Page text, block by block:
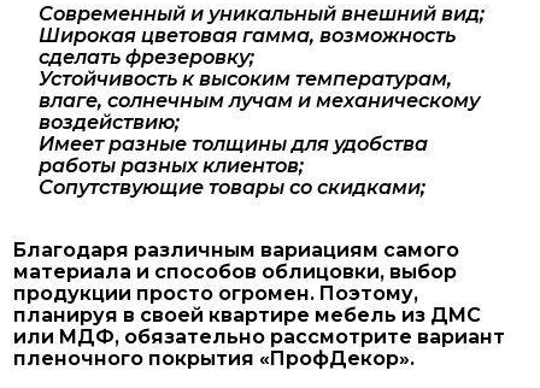
Современный и уникальный внешний вид;
Широкая цветовая гамма, возможность
сделать фрезеровку;
Устойчивость к высоким температурам,
влаге, солнечным лучам и механическому
воздействию;
Имеет разные толщины для удобства
работы разных клиентов;
Сопутствующие товары со скидками;
Благодаря различным вариациям самого
материала и способов облицовки, выбор
продукции просто огромен. Поэтому,
планируя в своей квартире мебель из ДМС
или МДФ, обязательно рассмотрите вариант
пленочного покрытия «ПрофДекор».